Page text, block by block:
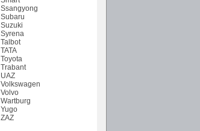
Ssangyong
Subaru
Suzuki
Syrena
Talbot
TATA
Toyota
Trabant
UAZ
Volkswagen
Volvo
Wartburg
Yugo
ZAZ